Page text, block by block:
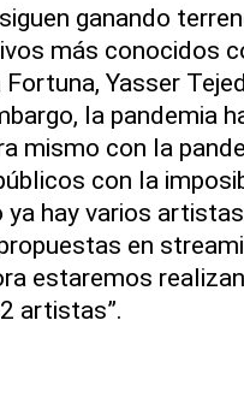
ganando
más conocidos
Fortuna, Yasser
la pandemia
mismo con la
con la
hay varios
en
estaremos
artistas”.